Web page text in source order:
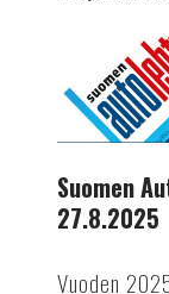
Autolehti
3/2025
ilmestyy
Suomen
27.8.2025
Vuoden